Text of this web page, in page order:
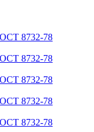
8732-78
8732-78
8732-78
8732-78
8732-78